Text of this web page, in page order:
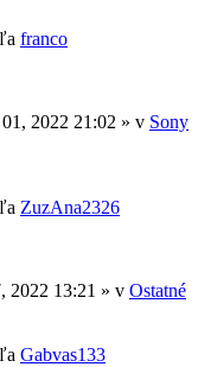
franco
2022 21:02 » v Sony
ZuzAna2326
2022 13:21 » v Ostatné
Gabvas133